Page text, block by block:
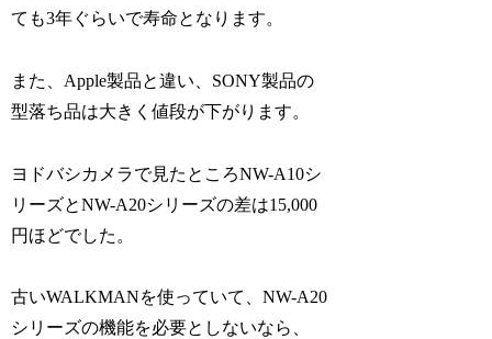
ても3年ぐらいで寿命となります。
また、Apple製品と違い、SONY製品の
型落ち品は大きく値段が下がります。
ヨドバシカメラで見たところNW-A10シ
リーズとNW-A20シリーズの差は15,000
円ほどでした。
古いWALKMANを使っていて、NW-A20
シリーズの機能を必要としないなら、